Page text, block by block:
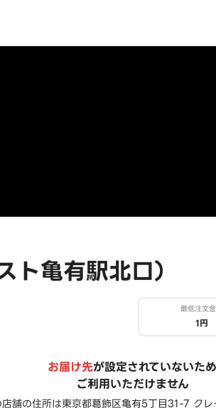
亀有駅北口）
最低注文
1円
お届け先が設定されていないため
ご利用いただけません
店舗の住所は東京都葛飾区亀有5丁目31-7 クレ